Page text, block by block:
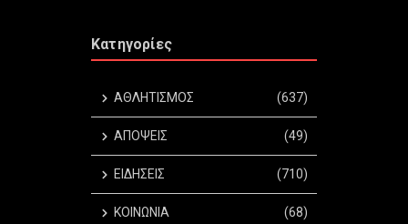
Κατηγορίες
ΑΘΛΗΤΙΣΜΟΣ (637)
ΑΠΟΨΕΙΣ (49)
ΕΙΔΗΣΕΙΣ (710)
ΚΟΙΝΩΝΙΑ (68)